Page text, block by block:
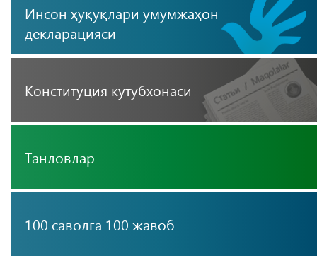
Инсон ҳуқуқлари умумжаҳон
декларацияси
Конституция кутубхонаси
Танловлар
100 саволга 100 жавоб